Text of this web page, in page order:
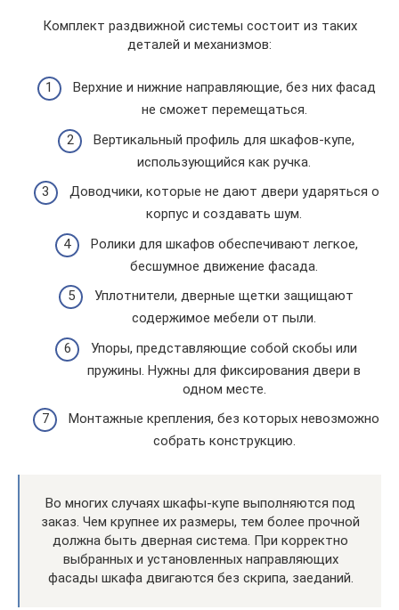
Комплект раздвижной системы состоит из таких
деталей и механизмов:
Верхние и нижние направляющие, без них фасад
не сможет перемещаться.
Вертикальный профиль для шкафов-купе,
использующийся как ручка.
Доводчики, которые не дают двери ударяться о
корпус и создавать шум.
Ролики для шкафов обеспечивают легкое,
бесшумное движение фасада.
Уплотнители, дверные щетки защищают
содержимое мебели от пыли.
Упоры, представляющие собой скобы или
пружины. Нужны для фиксирования двери в
одном месте.
Монтажные крепления, без которых невозможно
собрать конструкцию.
Во многих случаях шкафы-купе выполняются под
заказ. Чем крупнее их размеры, тем более прочной
должна быть дверная система. При корректно
выбранных и установленных направляющих
фасады шкафа двигаются без скрипа, заеданий.